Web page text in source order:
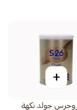
+
26 بروجرس جولد نكهة